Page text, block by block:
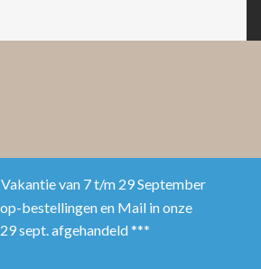
van 7 t/m 29 September
bestellingen en Mail in onze
sept. afgehandeld ***